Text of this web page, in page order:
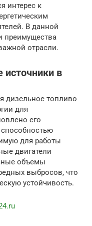
интерес к
В данной
преимущества
отрасли.
в
дизельное топливо
для
его
для работы
двигатели
объемы
выбросов, что
устойчивость.